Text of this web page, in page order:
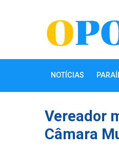
NOTÍCIAS
Vereador
Câmara